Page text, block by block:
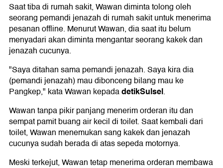
Saat tiba di rumah sakit, Wawan diminta tolong oleh
seorang pemandi jenazah di rumah sakit untuk menerima
pesanan offline. Menurut Wawan, dia saat itu belum
menyadari akan diminta mengantar seorang kakek dan
jenazah cucunya.
"Saya ditahan sama pemandi jenazah. Saya kira dia
(pemandi jenazah) mau dibonceng bilang mau ke
Pangkep," kata Wawan kepadadetikSulsel.
Wawan tanpa pikir panjang menerim orderan itu dan
sempat pamit buang air kecil di toilet. Saat kembali dari
toilet, Wawan menemukan sang kakek dan jenazah
cucunya sudah berada di atas sepeda motornya.
Meski terkejut, Wawan tetap menerima orderan membawa